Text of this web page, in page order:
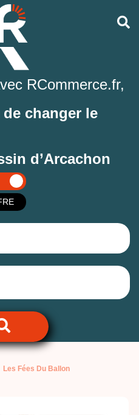
RCommerce.fr,
changer le
d’Arcachon
Les Fées Du Ballon